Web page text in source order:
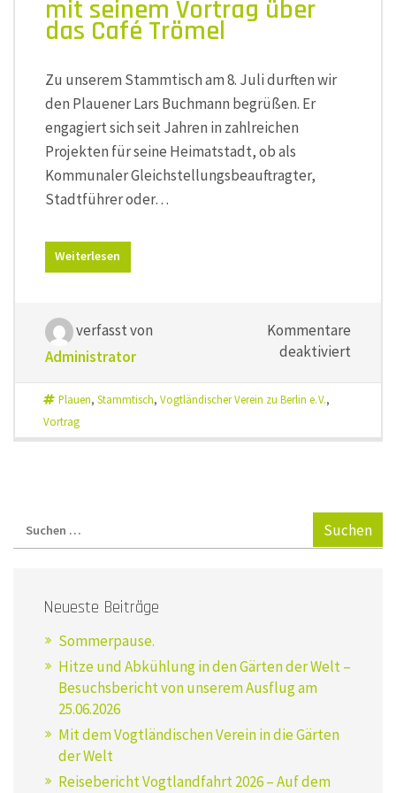
mit seinem Vortrag über
das Café Trömel
Zu unserem Stammtisch am 8. Juli durften wir
den Plauener Lars Buchmann begrüßen. Er
engagiert sich seit Jahren in zahlreichen
Projekten für seine Heimatstadt, ob als
Kommunaler Gleichstellungsbeauftragter,
Stadtführer oder…
Weiterlesen
verfasst von
Administrator
Kommentare
deaktiviert
und
Plauen, Stammtisch, Vogtländischer Verein zu Berlin e. V.,
Vortrag
Neueste Beiträge
Sommerpause.
Hitze und Abkühlung in den Gärten der Welt –
Besuchsbericht von unserem Ausflug am
25.06.2026
Mit dem Vogtländischen Verein in die Gärten
der Welt
Reisebericht Vogtlandfahrt 2026 – Auf dem